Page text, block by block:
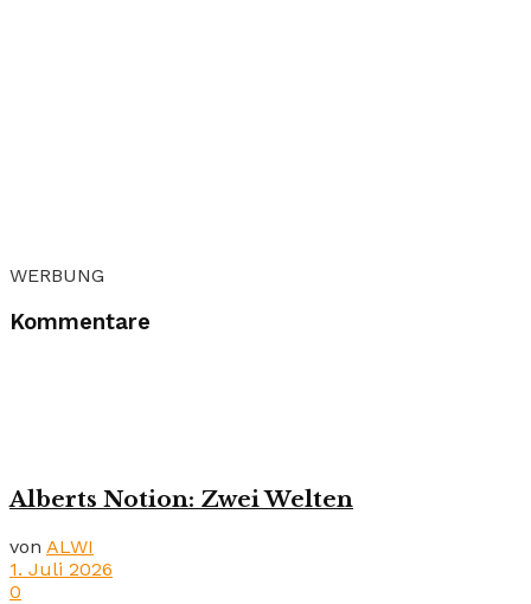
WERBUNG
Kommentare
Alberts Notion: Zwei Welten
von ALWI
1. Juli 2026
0